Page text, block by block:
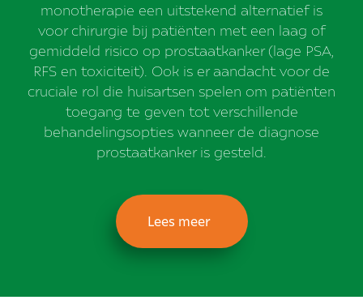
monotherapie een uitstekend alternatief is
voor chirurgie bij patiënten met een laag of
gemiddeld risico op prostaatkanker (lage PSA,
RFS en toxiciteit). Ook is er aandacht voor de
cruciale rol die huisartsen spelen om patiënten
toegang te geven tot verschillende
behandelingsopties wanneer de diagnose
prostaatkanker is gesteld.
Lees meer